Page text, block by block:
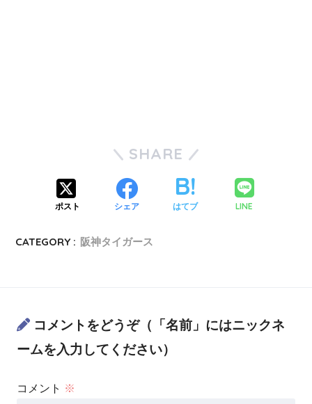
SHARE
ポスト シェア はてブ LINE
CATEGORY : 阪神タイガース
コメントをどうぞ（「名前」にはニックネ
ームを入力してください）
コメント ※